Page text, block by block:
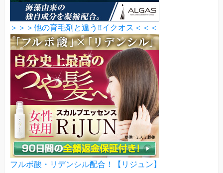
＞＞＞他の育毛剤と違う‼イクオス＜＜＜
フルボ酸・リデンシル配合！【リジュン】